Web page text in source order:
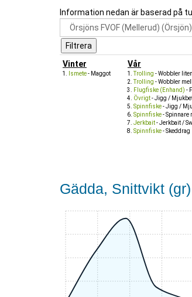
Information nedan är baserad på
Vinter
Ismete- Maggot
Vår
Trolling - Wobbler
Trolling - Wobbler
Flugfiske (Enhand) -
Övrigt- Jigg /
Spinnfiske- Jigg /
Spinnfiske- Spinnare
Jerkbait- Jerkbait /
Spinnfiske- Skeddrag
Gädda, Snittvikt